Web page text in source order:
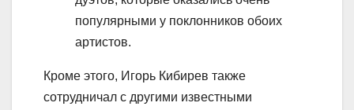
популярными у поклонников обоих
артистов.
Кроме этого, Игорь Кибирев также
сотрудничал с другими известными